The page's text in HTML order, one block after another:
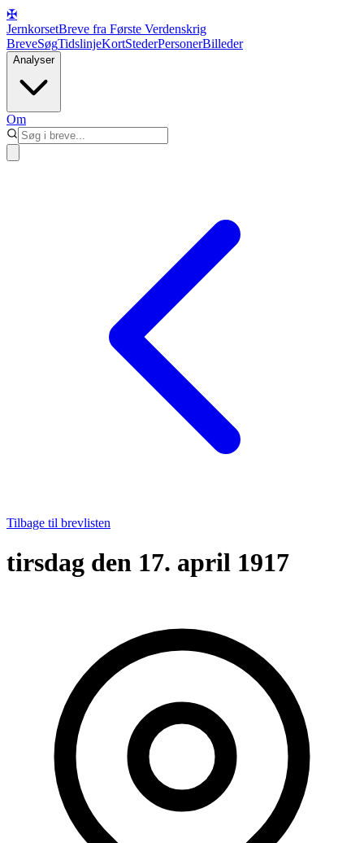
✠
JernkorsetBreve fra Første Verdenskrig
BreveSøgTidslinjeKortStederPersonerBilleder
Analyser
Om
Tilbage til brevlisten
tirsdag den 17. april 1917